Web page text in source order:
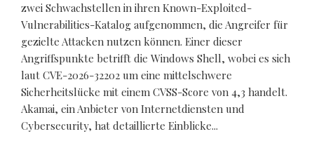
zwei Schwachstellen in ihren Known-Exploited-
Vulnerabilities-Katalog aufgenommen, die Angreifer für
gezielte Attacken nutzen können. Einer dieser
Angriffspunkte betrifft die Windows Shell, wobei es sich
laut CVE-2026-32202 um eine mittelschwere
Sicherheitslücke mit einem CVSS-Score von 4,3 handelt.
Akamai, ein Anbieter von Internetdiensten und
Cybersecurity, hat detaillierte Einblicke...